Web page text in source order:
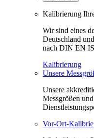
Kalibrierung
Wir sind eines
Deutschland
nach DIN EN
Kalibrierung
Unsere
Unsere
Messgrößen
Vor-Ort-